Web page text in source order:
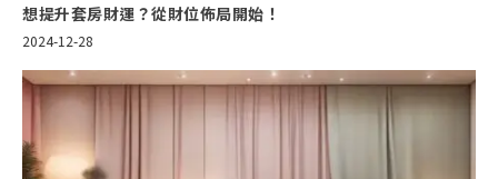
想提升套房財運？從財位佈局開始！
2024-12-28